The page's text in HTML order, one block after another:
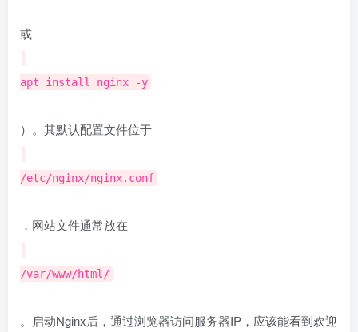
或
apt install nginx -y
）。其默认配置文件位于
/etc/nginx/nginx.conf
，网站文件通常放在
/var/www/html/
。启动Nginx后，通过浏览器访问服务器IP，应该能看到欢迎